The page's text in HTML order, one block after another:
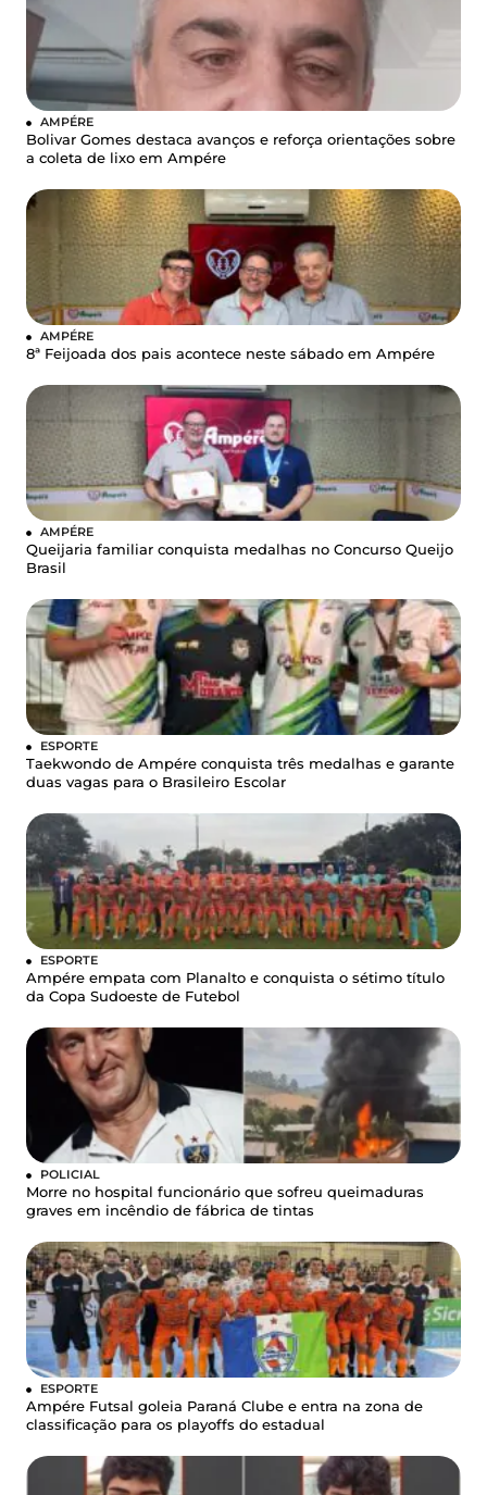
AMPÉRE
Bolivar Gomes destaca avanços e reforça orientações sobre
a coleta de lixo em Ampére
AMPÉRE
8ª Feijoada dos pais acontece neste sábado em Ampére
AMPÉRE
Queijaria familiar conquista medalhas no Concurso Queijo
Brasil
ESPORTE
Taekwondo de Ampére conquista três medalhas e garante
duas vagas para o Brasileiro Escolar
ESPORTE
Ampére empata com Planalto e conquista o sétimo título
da Copa Sudoeste de Futebol
POLICIAL
Morre no hospital funcionário que sofreu queimaduras
graves em incêndio de fábrica de tintas
ESPORTE
Ampére Futsal goleia Paraná Clube e entra na zona de
classificação para os playoffs do estadual